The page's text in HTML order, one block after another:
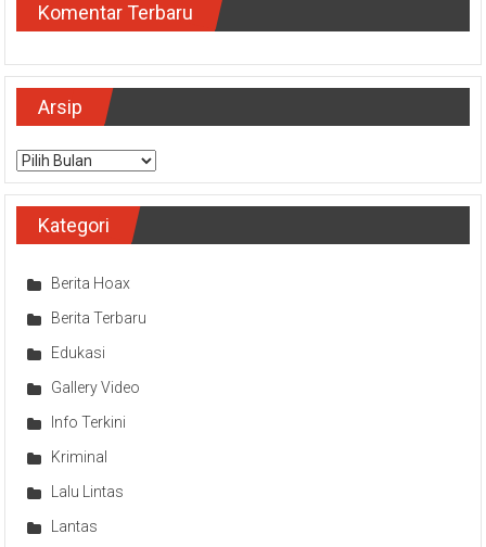
Komentar Terbaru
Arsip
Arsip
Kategori
Berita Hoax
Berita Terbaru
Edukasi
Gallery Video
Info Terkini
Kriminal
Lalu Lintas
Lantas